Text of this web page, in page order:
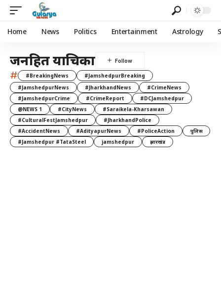
Home News Politics Entertainment Astrology
जनहित याचिका
# #BreakingNews
#JamshedpurBreaking
#JamshedpurNews
#JharkhandNews
#CrimeNews
#JamshedpurCrime
#CrimeReport
#DCJamshedpur
@NEWS 1
#CityNews
#Saraikela-Kharsawan
#CulturalFestJamshedpur
#JharkhandPolice
#AccidentNews
#AdityapurNews #PoliceAction
पुलिस
#Jamshedpur #TataSteel
jamshedpur झारखंड